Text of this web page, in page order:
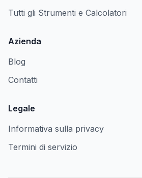
Tutti gli Strumenti e Calcolatori
Azienda
Blog
Contatti
Legale
Informativa sulla privacy
Termini di servizio